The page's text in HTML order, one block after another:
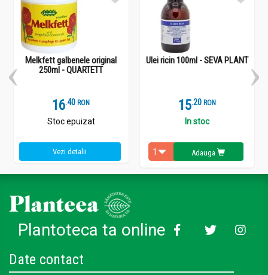
Melkfett galbenele original
250ml - QUARTETT
16.4 RON
Stoc epuizat
Vezi detalii
Ulei ricin 100ml - SEVA PLANT
15.2 RON
In stoc
Adauga
Plantoteca ta online
Date contact